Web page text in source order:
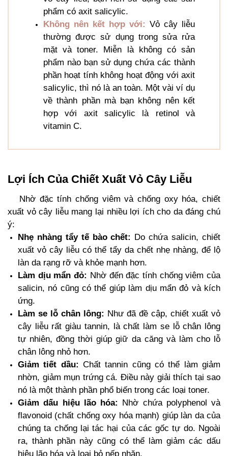
phẩm có axit salicylic.
Không nên kết hợp với: Vỏ cây liễu
thường được sử dụng trong sửa rửa
mặt và toner. Miễn là không có sản
phẩm nào bạn sử dụng chứa các thành
phần hoạt tính không hoạt động với axit
salicylic, thì nó là an toàn. Một vài ví dụ
về thành phần mà bạn không nên kết
hợp với axit salicylic là retinol và
vitamin C.
Lợi Ích Của Chiết Xuất Vỏ Cây Liễu
Nhờ đặc tính chống viêm và chống oxy hóa, chiết
xuất vỏ cây liễu mang lại nhiều lợi ích cho da đáng chú
ý:
Nhẹ nhàng tẩy tế bào chết: Do chứa salicin, chiết
xuất vỏ cây liễu có thể tẩy da chết nhẹ nhàng, để lộ
làn da rạng rỡ và khỏe mạnh hơn.
Làm dịu mẩn đỏ: Nhờ đến đặc tính chống viêm của
salicin, nó cũng có thể giúp làm dịu mẩn đỏ và kích
ứng.
Làm se lỗ chân lông: Như đã đề cập, chiết xuất vỏ
cây liễu rất giàu tannin, là chất làm se lỗ chân lông
tự nhiên, đồng thời giúp giữ da căng và làm cho lỗ
chân lông nhỏ hơn.
Giảm tiết dầu: Chất tannin cũng có thể làm giảm
nhờn, giảm mụn trứng cá. Điều này giải thích tại sao
nó là một thành phần phổ biến trong các loại toner.
Giảm dấu hiệu lão hóa: Nhờ chứa polyphenol và
flavonoid (chất chống oxy hóa mạnh) giúp làn da của
chúng ta chống lại tác hại của các gốc tự do. Ngoài
ra, thành phần này cũng có thể làm giảm các dấu
hiệu lão hóa và loại bỏ nếp nhăn.